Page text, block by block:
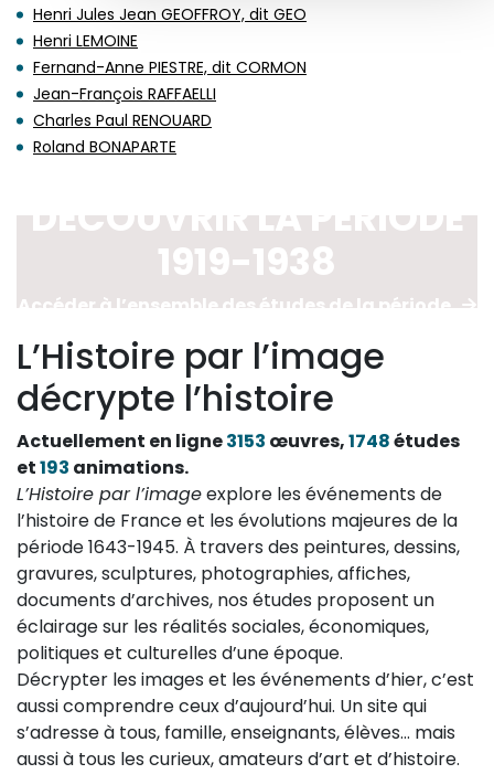
Henri Jules Jean GEOFFROY, dit GEO
Henri LEMOINE
Fernand-Anne PIESTRE, dit CORMON
Jean-François RAFFAELLI
Charles Paul RENOUARD
Roland BONAPARTE
DÉCOUVRIR LA PÉRIODE
1919-1938
Accéder à l’ensemble des études de la période
L’Histoire par l’image
décrypte l’histoire
Actuellement en ligne3153 œuvres,1748études
et193 animations.
L’Histoire par l’imageexplore les événements de
l’histoire de France et les évolutions majeures de la
période 1643-1945. À travers des peintures, dessins,
gravures, sculptures, photographies, affiches,
documents d’archives, nos études proposent un
éclairage sur les réalités sociales, économiques,
politiques et culturelles d’une époque.
Décrypter les images et les événements d’hier, c’est
aussi comprendre ceux d’aujourd’hui. Un site qui
s’adresse à tous, famille, enseignants, élèves… mais
aussi à tous les curieux, amateurs d’art et d’histoire.